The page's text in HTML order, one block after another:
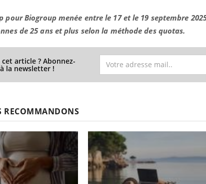
pour Biogroup menée entre le 17 et le 19 septembre
de 25 ans et plus selon la méthode des quotas.
article ? Abonnez-
la newsletter !
RECOMMANDONS